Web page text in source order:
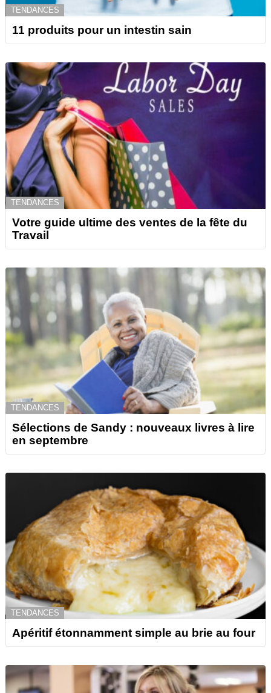
TENDANCES
11 produits pour un intestin sain
TENDANCES
Votre guide ultime des ventes de la fête du
Travail
TENDANCES
Sélections de Sandy : nouveaux livres à lire
en septembre
TENDANCES
Apéritif étonnamment simple au brie au four